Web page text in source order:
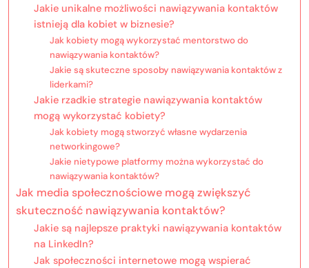
Jakie unikalne możliwości nawiązywania kontaktów
istnieją dla kobiet w biznesie?
Jak kobiety mogą wykorzystać mentorstwo do
nawiązywania kontaktów?
Jakie są skuteczne sposoby nawiązywania kontaktów z
liderkami?
Jakie rzadkie strategie nawiązywania kontaktów
mogą wykorzystać kobiety?
Jak kobiety mogą stworzyć własne wydarzenia
networkingowe?
Jakie nietypowe platformy można wykorzystać do
nawiązywania kontaktów?
Jak media społecznościowe mogą zwiększyć
skuteczność nawiązywania kontaktów?
Jakie są najlepsze praktyki nawiązywania kontaktów
na LinkedIn?
Jak społeczności internetowe mogą wspierać